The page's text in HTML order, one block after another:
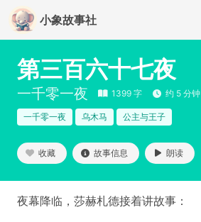
小象故事社
第三百六十七夜
一千零一夜 1399 字 约 5 分钟
一千零一夜 乌木马 公主与王子
收藏 故事信息 朗读
夜幕降临，莎赫札德接着讲故事：